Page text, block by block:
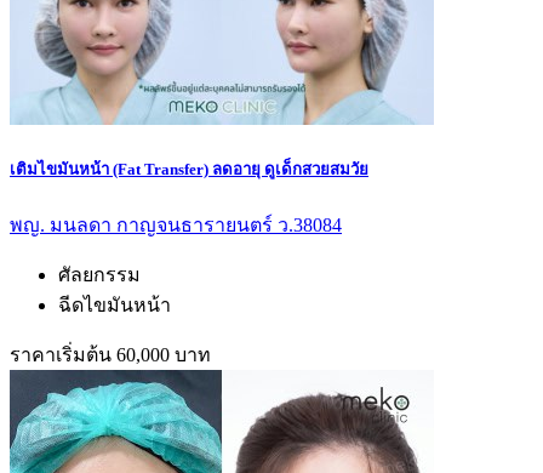
เติมไขมันหน้า (Fat Transfer) ลดอายุ ดูเด็กสวยสมวัย
พญ. มนลดา กาญจนธารายนตร์ ว.38084
ศัลยกรรม
ฉีดไขมันหน้า
ราคาเริ่มต้น 60,000 บาท